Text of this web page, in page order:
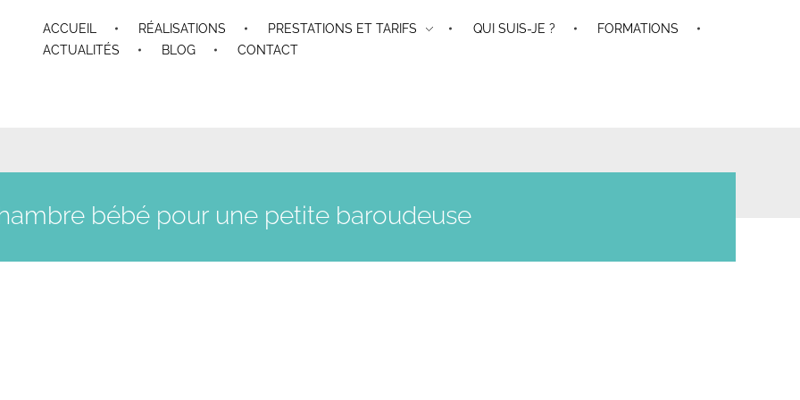
ACCUEIL RÉALISATIONS PRESTATIONS ET TARIFS QUI SUIS-JE ?
FORMATIONS
ACTUALITÉS
BLOG CONTACT
bébé pour une petite baroudeuse